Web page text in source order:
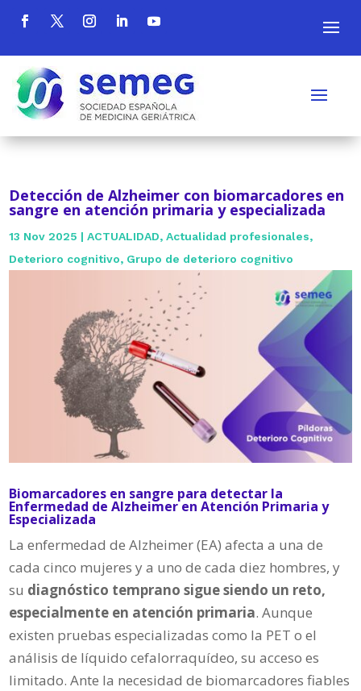
Detección de Alzheimer con biomarcadores en
sangre en atención primaria y especializada
13 Nov 2025 |ACTUALIDAD,Actualidad profesionales,
Deterioro cognitivo, Grupo de deterioro cognitivo
Biomarcadores en sangre para detectar la
Enfermedad de Alzheimer en Atención Primaria y
Especializada
La enfermedad de Alzheimer (EA) afecta a una de
cada cinco mujeres y a uno de cada diez hombres, y
su diagnóstico temprano sigue siendo un reto,
especialmente en atención primaria. Aunque
existen pruebas especializadas como la PET o el
análisis de líquido cefalorraquídeo, su acceso es
limitado. Ante la necesidad de biomarcadores fiables